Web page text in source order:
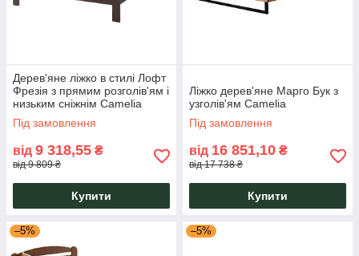
Дерев'яне ліжко в стилі Лофт
Фрезія з прямим розголів'ям і
низьким сніжнім Camelia
Під замовлення
від 9 318,55 ₴
від 9 809 ₴
Купити
Ліжко дерев'яне Марго Бук з
узголів'ям Camelia
Під замовлення
від 16 851,10 ₴
від 17 738 ₴
Купити
–5% –5%